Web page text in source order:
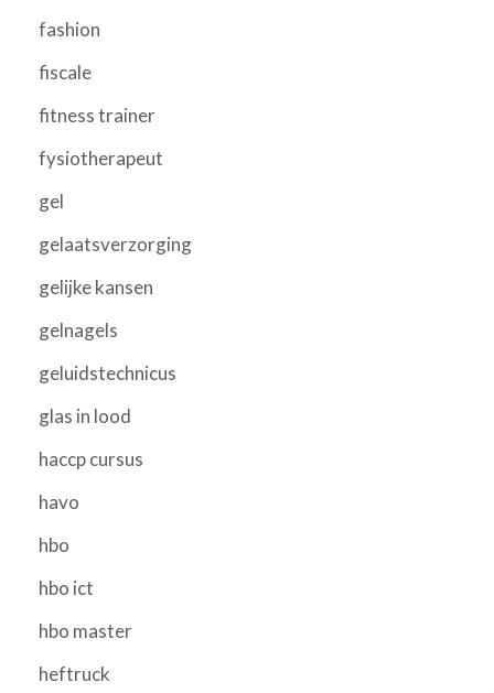
fashion
fiscale
fitness trainer
fysiotherapeut
gel
gelaatsverzorging
gelijke kansen
gelnagels
geluidstechnicus
glas in lood
haccp cursus
havo
hbo
hbo ict
hbo master
heftruck